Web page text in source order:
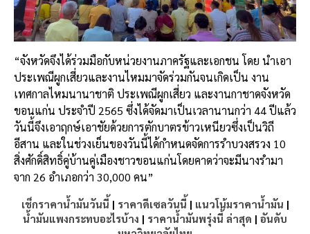
“จังหวัดจึงได้ร่วมมือกับหน่วยงานภาครัฐและเอกชน โดย นำเอา
ประเพณีผูกเสี่ยวและงานไหมมาจัดร่วมกันจนเกิดเป็น งาน
เทศกาลไหมนานาชาติ ประเพณีผูกเสี่ยว และงานกาชาดจังหวัด
ขอนแก่น ประจำปี 2565 ซึ่งได้จัดมาเป็นเวลานานกว่า 44 ปีแล้ว
วันนี้จึงเอาฤกษ์เอาชัยด้วยการตักบาตรข้าวเหนียวซึ่งเป็นวิถี
อีสาน และในช่วงเย็นของวันนี้ได้กำหนดจัดการรำบวงสรวง 10
สิ่งศักดิ์สิทธิ์คู่บ้านคู่เมืองชาวขอนแก่นโดยคาดว่าจะมีนางรำมา
จาก 26 อำเภอกว่า 30,000 คน”
เช็กราคาน้ำมันวันนี้ | ราคาดีเซลวันนี้ | แนวโน้มราคาน้ำมัน |
น้ำมันแพงกระทบอะไรบ้าง | ราคาน้ำมันพรุ่งนี้ ล่าสุด | อันดับ